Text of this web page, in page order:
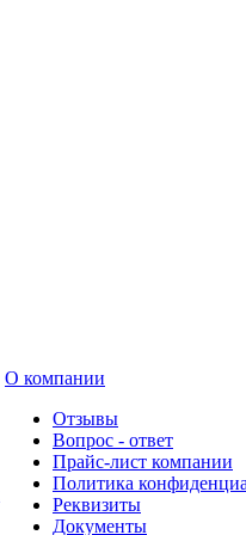
О компании
Отзывы
Вопрос - ответ
Прайс-лист компании
Политика
Реквизиты
Документы